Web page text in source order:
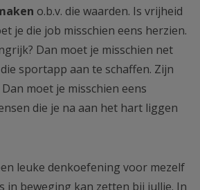
o.b.v. die waarden. Is vrijheid
je die job misschien eens herzien.
Dan moet je misschien net
sportapp aan te schaffen. Zijn
moet je misschien eens
die je na aan het hart liggen
leuke denkoefening voor mezelf
in beweging kan zetten bij jullie. In